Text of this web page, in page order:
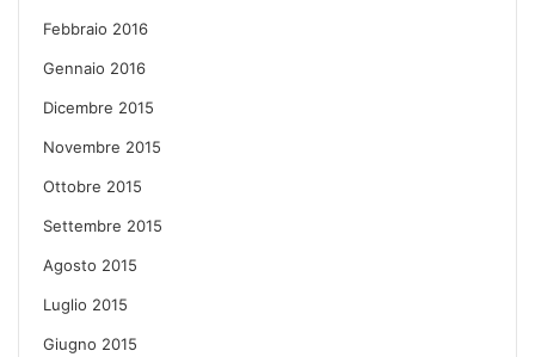
Febbraio 2016
Gennaio 2016
Dicembre 2015
Novembre 2015
Ottobre 2015
Settembre 2015
Agosto 2015
Luglio 2015
Giugno 2015